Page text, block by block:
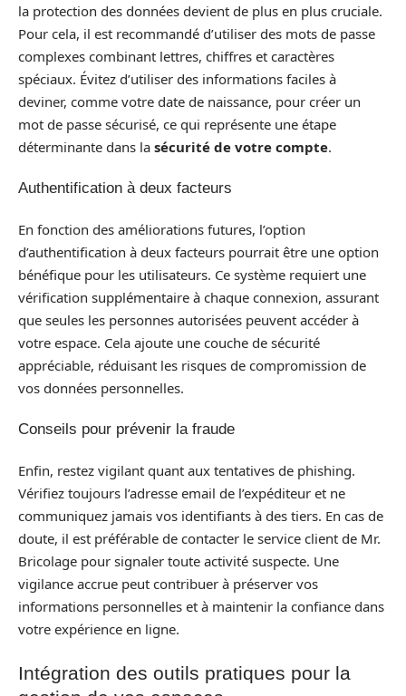
la protection des données devient de plus en plus cruciale.
Pour cela, il est recommandé d’utiliser des mots de passe
complexes combinant lettres, chiffres et caractères
spéciaux. Évitez d’utiliser des informations faciles à
deviner, comme votre date de naissance, pour créer un
mot de passe sécurisé, ce qui représente une étape
déterminante dans la sécurité de votre compte.
Authentification à deux facteurs
En fonction des améliorations futures, l’option
d’authentification à deux facteurs pourrait être une option
bénéfique pour les utilisateurs. Ce système requiert une
vérification supplémentaire à chaque connexion, assurant
que seules les personnes autorisées peuvent accéder à
votre espace. Cela ajoute une couche de sécurité
appréciable, réduisant les risques de compromission de
vos données personnelles.
Conseils pour prévenir la fraude
Enfin, restez vigilant quant aux tentatives de phishing.
Vérifiez toujours l’adresse email de l’expéditeur et ne
communiquez jamais vos identifiants à des tiers. En cas de
doute, il est préférable de contacter le service client de Mr.
Bricolage pour signaler toute activité suspecte. Une
vigilance accrue peut contribuer à préserver vos
informations personnelles et à maintenir la confiance dans
votre expérience en ligne.
Intégration des outils pratiques pour la